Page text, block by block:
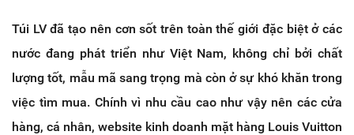
Túi LV đã tạo nên cơn sốt trên toàn thế giới đặc biệt ở các
nước đang phát triển như Việt Nam, không chỉ bởi chất
lượng tốt, mẫu mã sang trọng mà còn ở sự khó khăn trong
việc tìm mua. Chính vì nhu cầu cao như vậy nên các cửa
hàng, cá nhân, website kinh doanh mặt hàng Louis Vuitton